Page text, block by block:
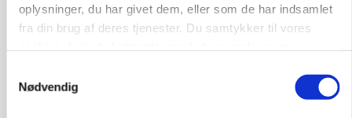
oplysninger, du har givet dem, eller som de har indsamlet
fra din brug af deres tjenester. Du samtykker til vores
Nødvendig